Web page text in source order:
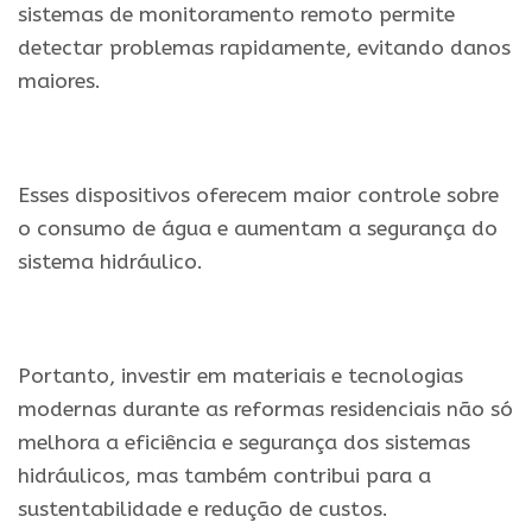
sistemas de monitoramento remoto permite
detectar problemas rapidamente, evitando danos
maiores.
Esses dispositivos oferecem maior controle sobre
o consumo de água e aumentam a segurança do
sistema hidráulico.
Portanto, investir em materiais e tecnologias
modernas durante as reformas residenciais não só
melhora a eficiência e segurança dos sistemas
hidráulicos, mas também contribui para a
sustentabilidade e redução de custos.